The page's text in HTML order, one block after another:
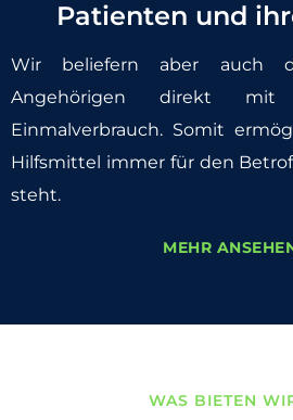
Patienten und
Wir beliefern aber auch
Angehörigen direkt mit
Einmalverbrauch. Somit
Hilfsmittel immer für den
steht.
MEHR
WAS BIETEN